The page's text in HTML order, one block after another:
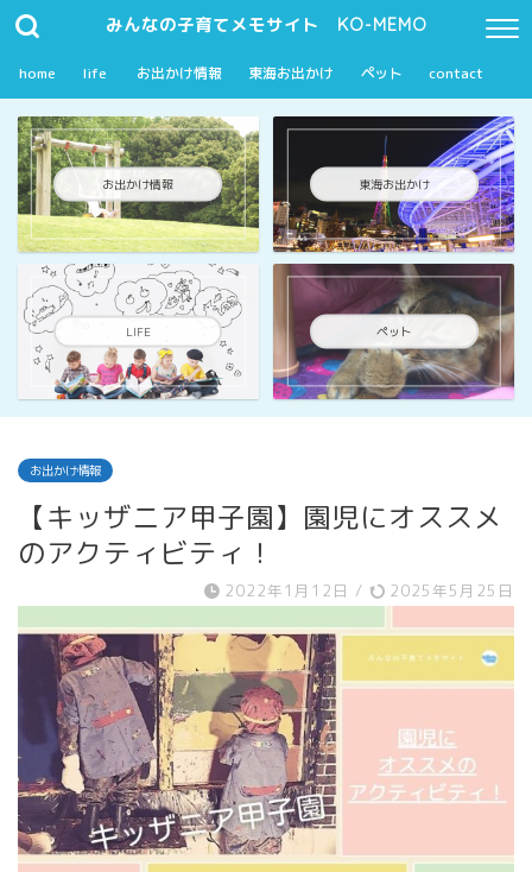
みんなの子育てメモサイト KO-MEMO
home life お出かけ情報 東海お出かけ ペット contact
お出かけ情報 東海お出かけ
LIFE ペット
お出かけ情報
【キッザニア甲子園】園児にオススメ
のアクティビティ！
2022年1月12日 / 2025年5月25日